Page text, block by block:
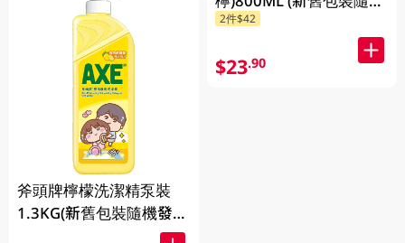
斧頭牌檸檬洗潔精泵裝
1.3KG(新舊包裝隨機發
發貨)
2件$42
$23.90